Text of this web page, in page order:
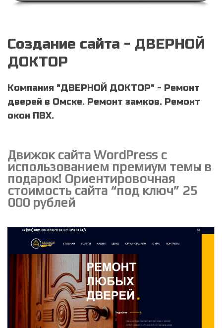
Создание сайта - ДВЕРНОЙ
ДОКТОР
Компания "ДВЕРНОЙ ДОКТОР" - Ремонт
дверей в Омске. Ремонт замков. Ремонт
окон ПВХ.
Движок сайта WordPress с
использованием премиум темы в
подарок! Ориентировочная
стоимость сайта “под ключ” 25
000 рублей